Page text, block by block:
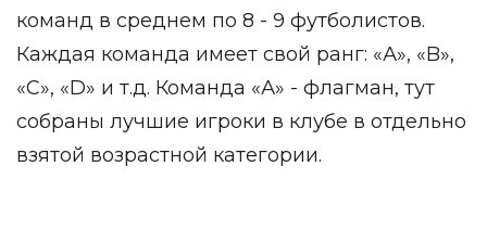
команд в среднем по 8 - 9 футболистов.
Каждая команда имеет свой ранг: «А», «B»,
«С», «D» и т.д. Команда «А» - флагман, тут
собраны лучшие игроки в клубе в отдельно
взятой возрастной категории.